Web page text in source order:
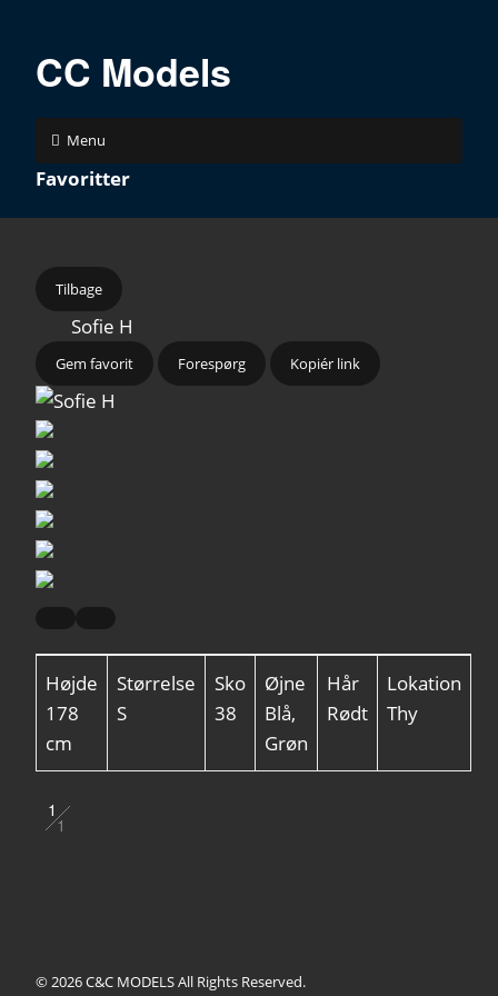
CC Models
Menu
Favoritter
Tilbage
Sofie H
Gem favorit Forespørg Kopiér link
Højde
178
cm
Størrelse
S
Sko
38
Øjne
Blå,
Grøn
Hår
Rødt
Lokation
Thy
1
1
© 2026 C&C MODELS All Rights Reserved.